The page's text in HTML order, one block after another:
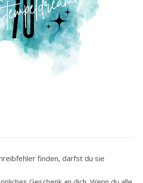
finden, darfst du sie